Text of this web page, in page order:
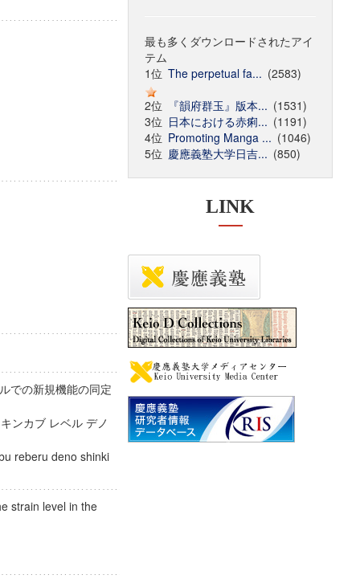
での新規機能の同定
ンカブ レベル デノ
reberu deno shinki
strain level in the
最も多くダウンロードされたアイ
テム
1位 The perpetual fa... (2583)
2位
『韻府群玉』版本... (1531)
3位 日本における赤痢... (1191)
4位 Promoting Manga ... (1046)
5位 慶應義塾大学日吉... (850)
LINK